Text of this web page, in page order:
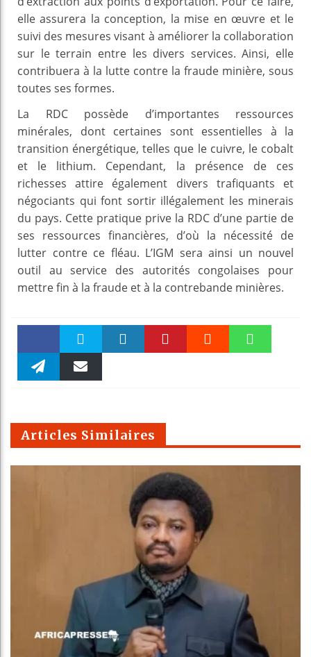
elle assurera la conception, la mise en œuvre et le
suivi des mesures visant à améliorer la collaboration
sur le terrain entre les divers services. Ainsi, elle
contribuera à la lutte contre la fraude minière, sous
toutes ses formes.
La RDC possède d’importantes ressources
minérales, dont certaines sont essentielles à la
transition énergétique, telles que le cuivre, le cobalt
et le lithium. Cependant, la présence de ces
richesses attire également divers trafiquants et
négociants qui font sortir illégalement les minerais
du pays. Cette pratique prive la RDC d’une partie de
ses ressources financières, d’où la nécessité de
lutter contre ce fléau. L’IGM sera ainsi un nouvel
outil au service des autorités congolaises pour
mettre fin à la fraude et à la contrebande minières.
Faceboo Twitter
m
Articles Similaires